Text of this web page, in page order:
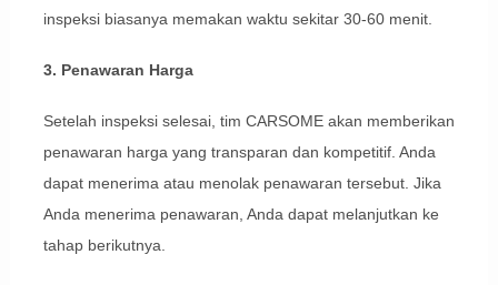
inspeksi biasanya memakan waktu sekitar 30-60 menit.
3. Penawaran Harga
Setelah inspeksi selesai, tim CARSOME akan memberikan
penawaran harga yang transparan dan kompetitif. Anda
dapat menerima atau menolak penawaran tersebut. Jika
Anda menerima penawaran, Anda dapat melanjutkan ke
tahap berikutnya.